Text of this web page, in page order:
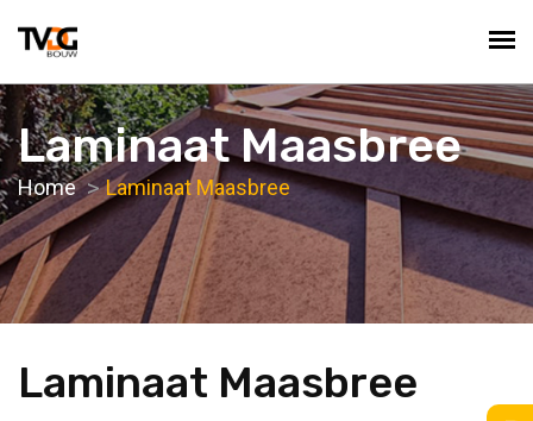
Laminaat Maasbree
Home Laminaat Maasbree
Laminaat Maasbree